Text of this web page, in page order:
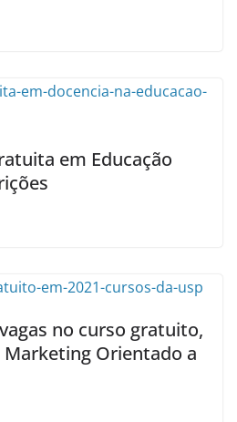
em Educação
no curso gratuito,
Marketing Orientado a